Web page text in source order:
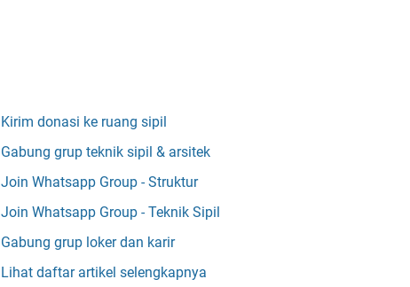
Kirim donasi ke ruang sipil
Gabung grup teknik sipil & arsitek
Join Whatsapp Group - Struktur
Join Whatsapp Group - Teknik Sipil
Gabung grup loker dan karir
Lihat daftar artikel selengkapnya